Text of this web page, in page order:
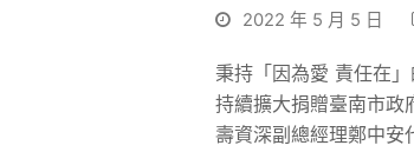
2022 年 5 月 5 日
秉持「因為愛 責任在
持續擴大捐贈臺南市
壽資深副總經理鄭中安